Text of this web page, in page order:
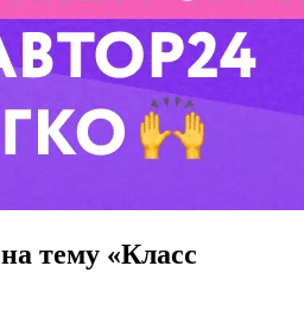
на тему «Класс